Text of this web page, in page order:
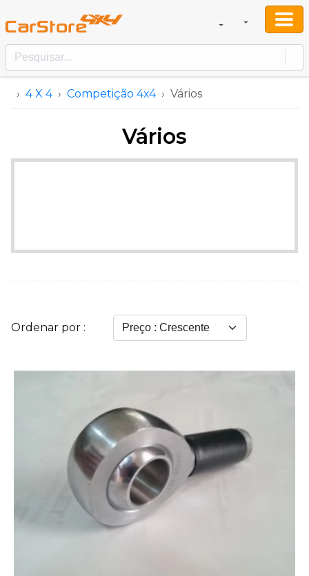
4 X 4 Competição 4x4 Vários
Vários
Ordenar por :